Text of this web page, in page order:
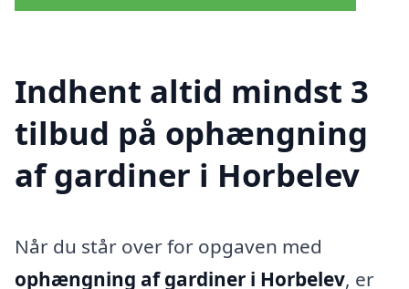
Indhent altid mindst 3
tilbud på ophængning
af gardiner i Horbelev
Når du står over for opgaven med
ophængning af gardiner i Horbelev, er